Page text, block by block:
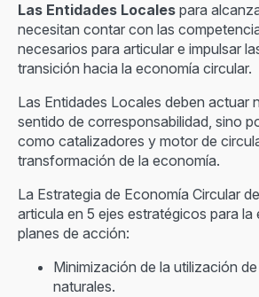
Las Entidades Locales para
necesitan contar con las
necesarios para articular e impulsar
transición hacia la economía circular.
Las Entidades Locales deben actuar
sentido de corresponsabilidad, sino
como catalizadores y motor de
transformación de la economía.
La Estrategia de Economía Circular
articula en 5 ejes estratégicos para la
planes de acción:
Minimización de la utilización
naturales.